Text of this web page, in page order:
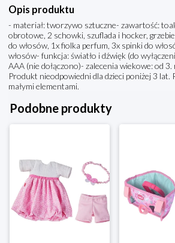
Opis produktu
- materiał: tworzywo sztuczne- zawartość:
obrotowe, 2 schowki, szuflada i hocker,
do włosów, 1x fiolka perfum, 3x spinki do
włosów- funkcja: światło i dźwięk (do
AAA (nie dołączono)- zalecenia wiekowe: od
Produkt nieodpowiedni dla dzieci poniżej 3 lat.
małymi elementami.
Podobne produkty